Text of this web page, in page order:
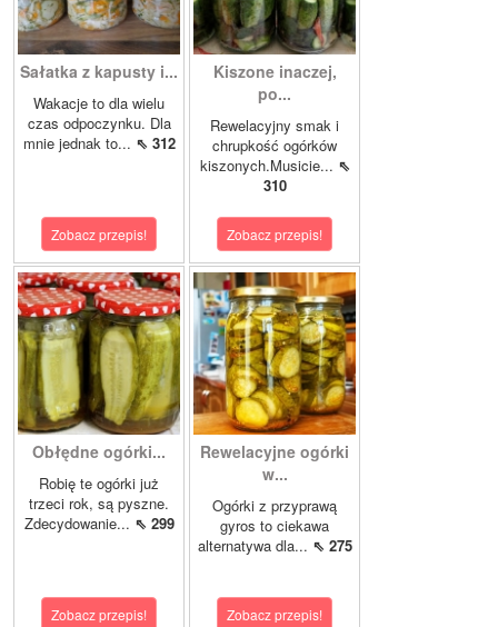
Sałatka z kapusty i...
Wakacje to dla wielu
czas odpoczynku. Dla
mnie jednak to... ⇖ 312
Zobacz przepis!
Kiszone inaczej,
po...
Rewelacyjny smak i
chrupkość ogórków
kiszonych.Musicie... ⇖
310
Zobacz przepis!
Obłędne ogórki...
Robię te ogórki już
trzeci rok, są pyszne.
Zdecydowanie... ⇖ 299
Zobacz przepis!
Rewelacyjne ogórki
w...
Ogórki z przyprawą
gyros to ciekawa
alternatywa dla... ⇖ 275
Zobacz przepis!